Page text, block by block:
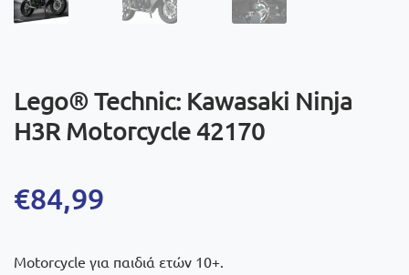
Lego® Technic: Kawasaki Ninja
H3R Motorcycle 42170
€84,99
Motorcycle για παιδιά ετών 10+.